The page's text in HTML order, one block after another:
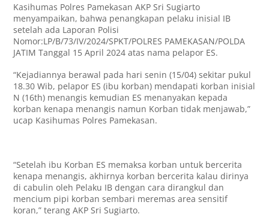
Kasihumas Polres Pamekasan AKP Sri Sugiarto
menyampaikan, bahwa penangkapan pelaku inisial IB
setelah ada Laporan Polisi
Nomor:LP/B/73/IV/2024/SPKT/POLRES PAMEKASAN/POLDA
JATIM Tanggal 15 April 2024 atas nama pelapor ES.
“Kejadiannya berawal pada hari senin (15/04) sekitar pukul
18.30 Wib, pelapor ES (ibu korban) mendapati korban inisial
N (16th) menangis kemudian ES menanyakan kepada
korban kenapa menangis namun Korban tidak menjawab,”
ucap Kasihumas Polres Pamekasan.
“Setelah ibu Korban ES memaksa korban untuk bercerita
kenapa menangis, akhirnya korban bercerita kalau dirinya
di cabulin oleh Pelaku IB dengan cara dirangkul dan
mencium pipi korban sembari meremas area sensitif
koran,” terang AKP Sri Sugiarto.